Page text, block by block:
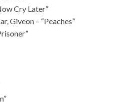
Cry Later”
Giveon – “Peaches”